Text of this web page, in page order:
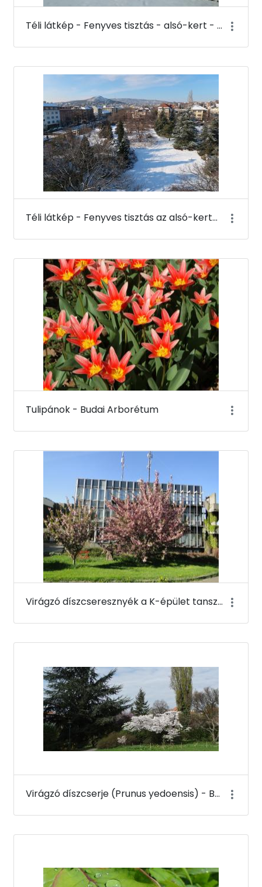
Téli látkép - Fenyves tisztás - alsó-kert - Budai Arborétum
Téli látkép - Fenyves tisztás az alsó-kertben a K-épület tetejéről - Budai Arborétum
Tulipánok - Budai Arborétum
Virágzó díszcseresznyék a K-épület tanszéki szárnya mellett - Budai Arborétum
Virágzó díszcserje (Prunus yedoensis) - Budai Arborétum